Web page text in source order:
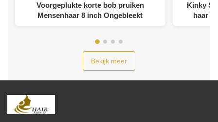
Voorgeplukte korte bob pruiken
Mensenhaar 8 inch Ongebleekt
Kinky
haar
Bekijk meer